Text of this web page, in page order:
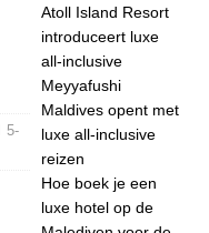
5-
Atoll Island Resort
introduceert luxe
all-inclusive
Meyyafushi
Maldives opent met
luxe all-inclusive
reizen
Hoe boek je een
luxe hotel op de